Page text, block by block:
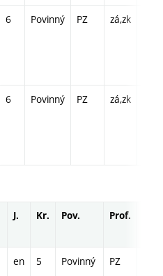
6 Povinný PZ zá,zk
6 Povinný PZ zá,zk
J. Kr. Pov. Prof.
en 5 Povinný PZ